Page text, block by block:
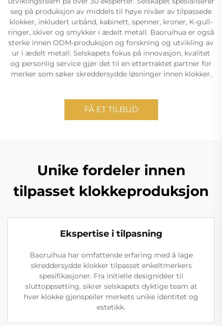
seg på produksjon av middels til høye nivåer av tilpassede
klokker, inkludert urbånd, kabinett, spenner, kroner, K-gull-
ringer, skiver og smykker i ædelt metall. Baoruihua er også
sterke innen ODM-produksjon og forskning og utvikling av
ur i ædelt metall. Selskapets fokus på innovasjon, kvalitet
og personlig service gjør det til en ettertraktet partner for
merker som søker skreddersydde løsninger innen klokker.
FÅ ET TILBUD
Unike fordeler innen
tilpasset klokkeproduksjon
Ekspertise i tilpasning
Baoruihua har omfattende erfaring med å lage
skreddersydde klokker tilpasset enkeltmerkers
spesifikasjoner. Fra initielle designidéer til
sluttoppsetting, sikrer selskapets dyktige team at
hver klokke gjenspeiler merkets unike identitet og
estetikk.